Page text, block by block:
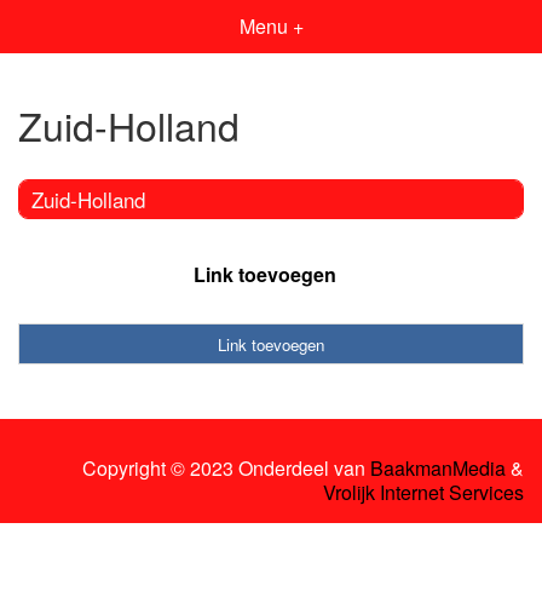
Menu +
Zuid-Holland
Zuid-Holland
Link toevoegen
Link toevoegen
Copyright © 2023 Onderdeel van BaakmanMedia&
Vrolijk Internet Services